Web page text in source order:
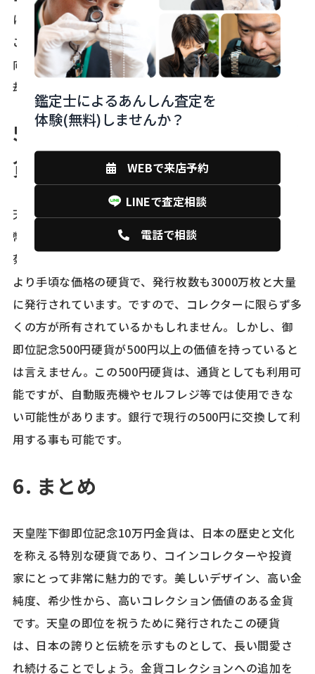
に加え、日本の歴史と文化を称える手段として楽しむ
ことができます。さらに、投資家は金の価値が上昇傾
向期間に、これらの金貨を資産の一部として保有や売
却することを検討する価値があります。
5. 同時に発行された他の記念硬
貨とその市場価値
天皇陛下御即位記念10万円金貨と同時に500円白銅貨
幣も発行されました。表面は特別御料儀装車、裏面は
菊の御紋と束帯の紋様が描かれています。10万円金貨
より手頃な価格の硬貨で、発行枚数も3000万枚と大量
に発行されています。ですので、コレクターに限らず多
くの方が所有されているかもしれません。しかし、御
即位記念500円硬貨が500円以上の価値を持っていると
は言えません。この500円硬貨は、通貨としても利用可
能ですが、自動販売機やセルフレジ等では使用できな
い可能性があります。銀行で現行の500円に交換して利
用する事も可能です。
6. まとめ
天皇陛下御即位記念10万円金貨は、日本の歴史と文化
を称える特別な硬貨であり、コインコレクターや投資
家にとって非常に魅力的です。美しいデザイン、高い金
純度、希少性から、高いコレクション価値のある金貨
です。天皇の即位を祝うために発行されたこの硬貨
は、日本の誇りと伝統を示すものとして、長い間愛さ
れ続けることでしょう。金貨コレクションへの追加を
鑑定士によるあんしん査定を
体験(無料)しませんか？
WEBで来店予約
LINEで査定相談
電話で相談